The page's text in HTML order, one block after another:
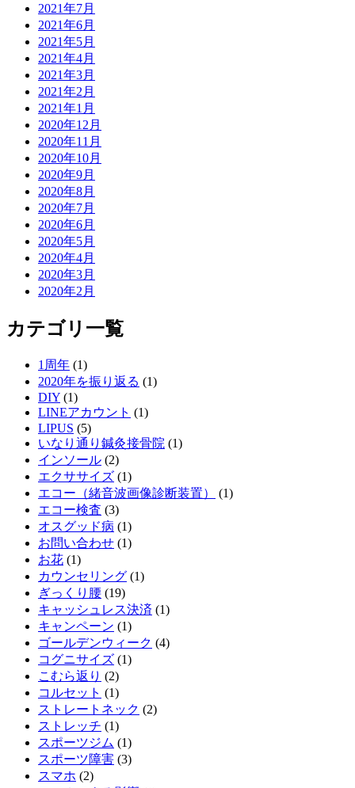
2021年7月
2021年6月
2021年5月
2021年4月
2021年3月
2021年2月
2021年1月
2020年12月
2020年11月
2020年10月
2020年9月
2020年8月
2020年7月
2020年6月
2020年5月
2020年4月
2020年3月
2020年2月
カテゴリ一覧
1周年 (1)
2020年を振り返る (1)
DIY (1)
LINEアカウント (1)
LIPUS (5)
いなり通り鍼灸接骨院 (1)
インソール (2)
エクササイズ (1)
エコー（緒音波画像診断装置）
(1)
エコー検査 (3)
オスグッド病 (1)
お問い合わせ (1)
お花 (1)
カウンセリング (1)
ぎっくり腰 (19)
キャッシュレス決済 (1)
キャンペーン (1)
ゴールデンウィーク (4)
コグニサイズ (1)
こむら返り (2)
コルセット (1)
ストレートネック (2)
ストレッチ (1)
スポーツジム (1)
スポーツ障害 (3)
スマホ (2)